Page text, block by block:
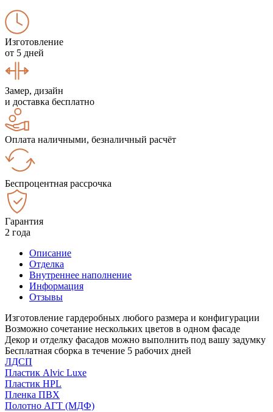
Изготовление
от 5 дней
Замер, дизайн
и доставка бесплатно
Оплата наличными, безналичный расчёт
Беспроцентная рассрочка
Гарантия
2 года
Описание
Отделка
Внутреннее наполнение
Информация
Отзывы
Изготовление гардеробных любого размера и конфигурации
Возможно сочетание нескольких цветов в одном фасаде
Декор и отделку фасадов можно выполнить под вашу задумку
Бесплатная сборка в течение 5 рабочих дней
ЛДСП
Пластик Alvic Luxe
Пластик HPL
Пленка ПВХ
Полотно АГТ (МДФ)